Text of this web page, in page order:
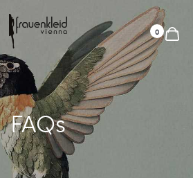
Sa11-16 &
nach Vereinbarung.
0
FAQs